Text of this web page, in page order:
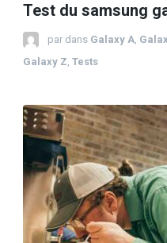
Test du samsung
par dans Galaxy A
Galaxy Z Tests